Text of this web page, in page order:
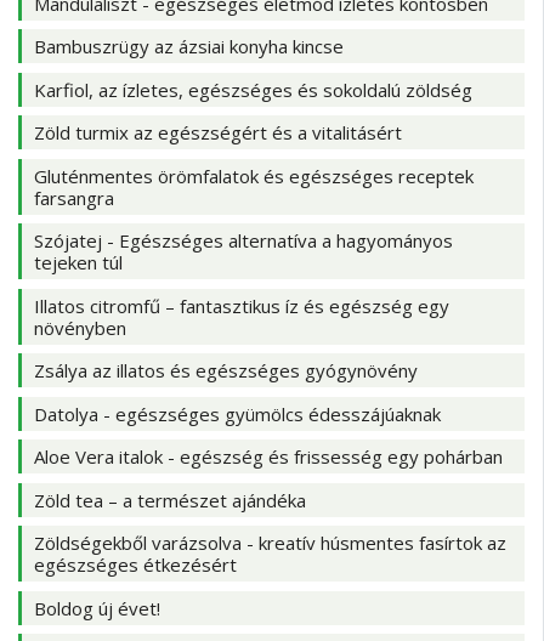
Bambuszrügy az ázsiai konyha kincse
Karfiol, az ízletes, egészséges és sokoldalú zöldség
Zöld turmix az egészségért és a vitalitásért
Gluténmentes örömfalatok és egészséges receptek
farsangra
Szójatej - Egészséges alternatíva a hagyományos
tejeken túl
Illatos citromfű – fantasztikus íz és egészség egy
növényben
Zsálya az illatos és egészséges gyógynövény
Datolya - egészséges gyümölcs édesszájúaknak
Aloe Vera italok - egészség és frissesség egy pohárban
Zöld tea – a természet ajándéka
Zöldségekből varázsolva - kreatív húsmentes fasírtok az
egészséges étkezésért
Boldog új évet!